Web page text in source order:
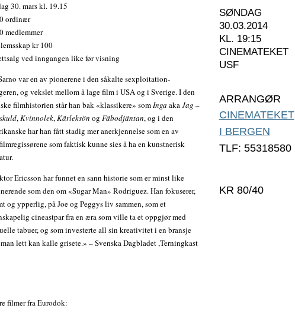
30. mars kl. 19.15
ordinær
medlemmer
kr 100
ved inngangen like før visning
var en av pionerene i den såkalte sexploitation-
og vekslet mellom å lage film i USA og i Sverige. I den
filmhistorien står han bak «klassikere» somInga akaJag –
,Kvinnolek,Kärleksön ogFäbodjäntan, og i den
har han fått stadig mer anerkjennelse som en av
som faktisk kunne sies å ha en kunstnerisk
Ericsson har funnet en sann historie som er minst like
som den om «Sugar Man» Rodriguez. Han fokuserer,
og ypperlig, på Joe og Peggys liv sammen, som et
cineastpar fra en æra som ville ta et oppgjør med
tabuer, og som investerte all sin kreativitet i en bransje
lett kan kalle grisete.» – Svenska Dagbladet ,Terningkast
filmer fra Eurodok:
SØNDAG
30.03.2014
KL. 19:15
CINEMATEKET
USF
ARRANGØR
CINEMATEKET
I BERGEN
TLF: 55318580
KR 80/40